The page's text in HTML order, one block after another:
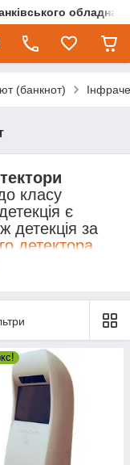
(банкнот)
класу
є
детекція за
детектора
співіснують в
допомогою
мітки. Ці
камери, яка
є
не
допомогою
дуже